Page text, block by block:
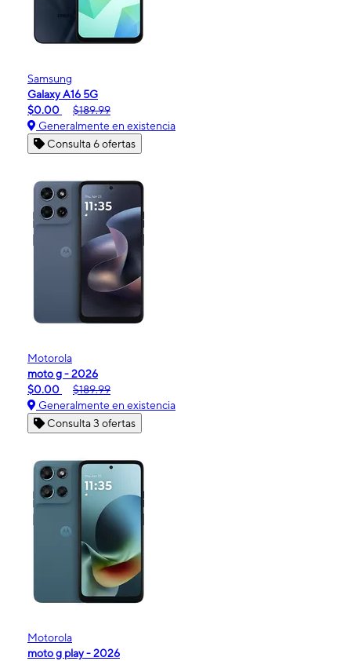
Samsung
Galaxy A16 5G
$0.00
$189.99
Generalmente en existencia
Consulta 6 ofertas
Motorola
moto g - 2026
$0.00
$189.99
Generalmente en existencia
Consulta 3 ofertas
Motorola
moto g play - 2026